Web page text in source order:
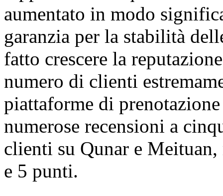
aumentato in modo
garanzia per la stabilità
fatto crescere la
numero di clienti
piattaforme di
numerose recensioni a
clienti su Qunar e
e 5 punti.